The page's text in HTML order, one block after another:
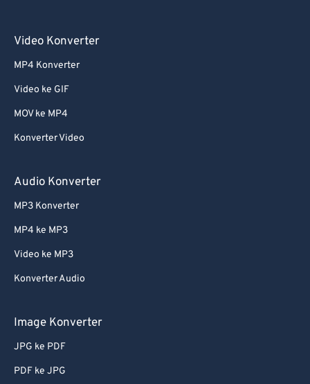
Video Konverter
MP4 Konverter
Video ke GIF
MOV ke MP4
Konverter Video
Audio Konverter
MP3 Konverter
MP4 ke MP3
Video ke MP3
Konverter Audio
Image Konverter
JPG ke PDF
PDF ke JPG